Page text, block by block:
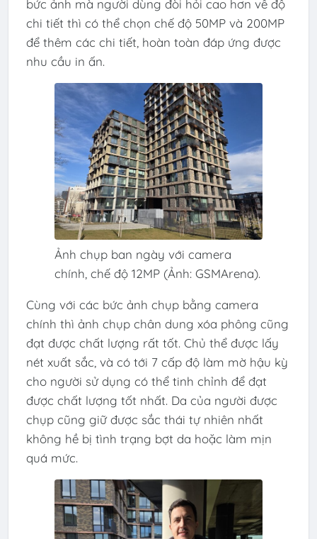
bức ảnh mà người dùng đòi hỏi cao hơn về độ
chi tiết thì có thể chọn chế độ 50MP và 200MP
để thêm các chi tiết, hoàn toàn đáp ứng được
nhu cầu in ấn.
Ảnh chụp ban ngày với camera
chính, chế độ 12MP (Ảnh: GSMArena).
Cùng với các bức ảnh chụp bằng camera
chính thì ảnh chụp chân dung xóa phông cũng
đạt được chất lượng rất tốt. Chủ thể được lấy
nét xuất sắc, và có tới 7 cấp độ làm mờ hậu kỳ
cho người sử dụng có thể tinh chỉnh để đạt
được chất lượng tốt nhất. Da của người được
chụp cũng giữ được sắc thái tự nhiên nhất
không hề bị tình trạng bợt da hoặc làm mịn
quá mức.